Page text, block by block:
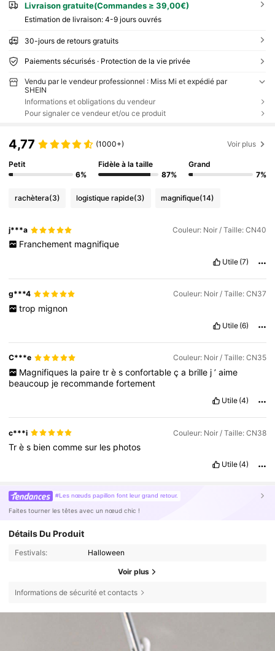
Livraison gratuite(Commandes ≥ 39,00€)
Estimation de livraison: 4-9 jours ouvrés
30-jours de retours gratuits
Paiements sécurisés · Protection de la vie privée
Vendu par le vendeur professionnel : Miss Mi et expédié par
SHEIN
Informations et obligations du vendeur
Pour signaler ce vendeur et/ou ce produit
4,77 (1000+) Voir plus
Petit
6%
Fidèle à la taille
87%
Grand
7%
rachètera(3) logistique rapide(3) magnifique(14)
j***a Couleur: Noir / Taille: CN40
Franchement magnifique
Utile (7)
g***4 Couleur: Noir / Taille: CN37
trop mignon
Utile (6)
C***e Couleur: Noir / Taille: CN35
Magnifiques la paire tr è s confortable ç a brille j ’ aime
beaucoup je recommandefortement
Utile (4)
c***i Couleur: Noir / Taille: CN38
Très biencommesur les photos
Utile (4)
#Les nœuds papillon font leur grand retour.
Faites tourner les têtes avec un nœud chic !
Détails Du Produit
Festivals: Halloween
Voir plus
Informations de sécurité et contacts